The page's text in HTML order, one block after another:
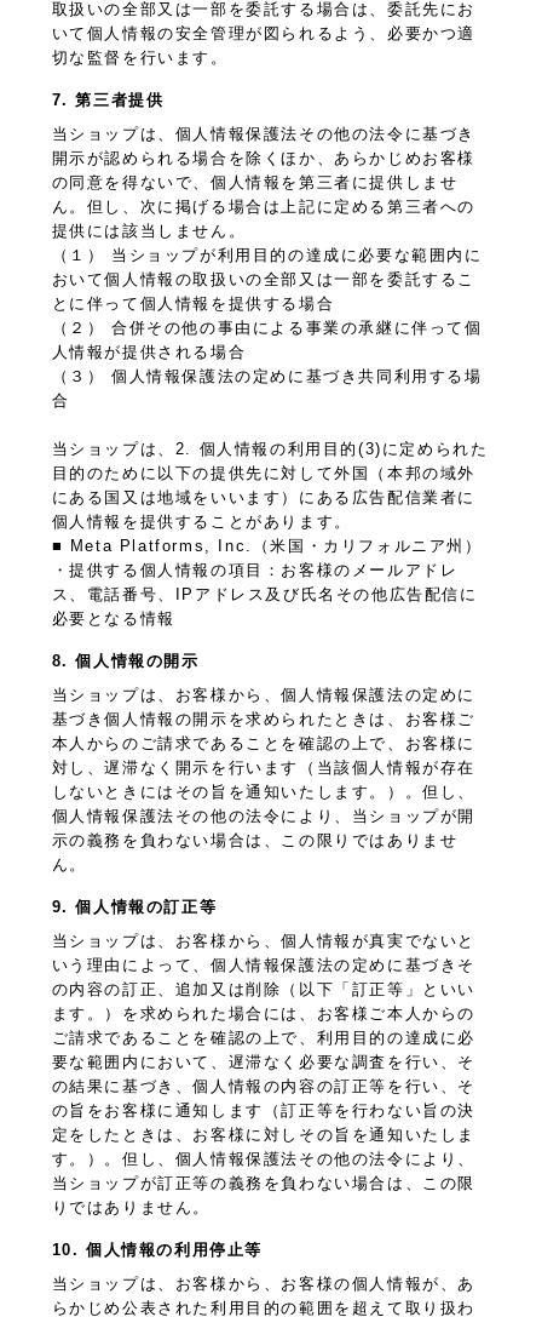
取扱いの全部又は一部を委託する場合は、委託先にお
いて個人情報の安全管理が図られるよう、必要かつ適
切な監督を行います。
7. 第三者提供
当ショップは、個人情報保護法その他の法令に基づき
開示が認められる場合を除くほか、あらかじめお客様
の同意を得ないで、個人情報を第三者に提供しませ
ん。但し、次に掲げる場合は上記に定める第三者への
提供には該当しません。
（１） 当ショップが利用目的の達成に必要な範囲内に
おいて個人情報の取扱いの全部又は一部を委託するこ
とに伴って個人情報を提供する場合
（２） 合併その他の事由による事業の承継に伴って個
人情報が提供される場合
（３） 個人情報保護法の定めに基づき共同利用する場
合
当ショップは、2. 個人情報の利用目的(3)に定められた
目的のために以下の提供先に対して外国（本邦の域外
にある国又は地域をいいます）にある広告配信業者に
個人情報を提供することがあります。
■ Meta Platforms, Inc.（米国・カリフォルニア州）
・提供する個人情報の項目：お客様のメールアドレ
ス、電話番号、IPアドレス及び氏名その他広告配信に
必要となる情報
8. 個人情報の開示
当ショップは、お客様から、個人情報保護法の定めに
基づき個人情報の開示を求められたときは、お客様ご
本人からのご請求であることを確認の上で、お客様に
対し、遅滞なく開示を行います（当該個人情報が存在
しないときにはその旨を通知いたします。）。但し、
個人情報保護法その他の法令により、当ショップが開
示の義務を負わない場合は、この限りではありませ
ん。
9. 個人情報の訂正等
当ショップは、お客様から、個人情報が真実でないと
いう理由によって、個人情報保護法の定めに基づきそ
の内容の訂正、追加又は削除（以下「訂正等」といい
ます。）を求められた場合には、お客様ご本人からの
ご請求であることを確認の上で、利用目的の達成に必
要な範囲内において、遅滞なく必要な調査を行い、そ
の結果に基づき、個人情報の内容の訂正等を行い、そ
の旨をお客様に通知します（訂正等を行わない旨の決
定をしたときは、お客様に対しその旨を通知いたしま
す。）。但し、個人情報保護法その他の法令により、
当ショップが訂正等の義務を負わない場合は、この限
りではありません。
10. 個人情報の利用停止等
当ショップは、お客様から、お客様の個人情報が、あ
らかじめ公表された利用目的の範囲を超えて取り扱わ